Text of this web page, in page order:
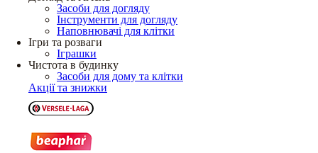
Засоби для догляду
Інструменти для догляду
Наповнювачі для клітки
Ігри та розваги
Іграшки
Чистота в будинку
Засоби для дому та клітки
Акції та знижки